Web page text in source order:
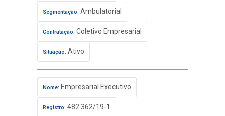
Segmentação: Ambulatorial
Contratação: Coletivo Empresarial
Situação: Ativo
Nome: Empresarial Executivo
Registro: 482.362/19-1